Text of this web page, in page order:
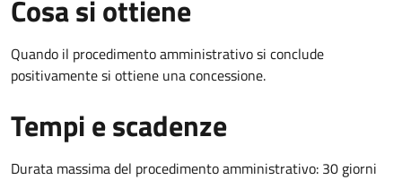
Cosa si ottiene
Quando il procedimento amministrativo si conclude
positivamente si ottiene una concessione.
Tempi e scadenze
Durata massima del procedimento amministrativo: 30 giorni